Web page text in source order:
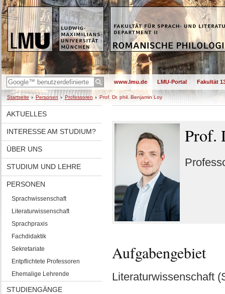
www.lmu.de LMU-Portal Fakultät
Startseite Personen Professoren Prof. Dr. phil. Benjamin Loy
AKTUELLES
INTERESSE AM STUDIUM?
ÜBER UNS
STUDIUM UND LEHRE
PERSONEN
Sprachwissenschaft
Literaturwissenschaft
Sprachpraxis
Fachdidaktik
Sekretariate
Entpflichtete Professoren
Ehemalige Lehrende
STUDIENGÄNGE
Prof.
Aufgabengebiet
Literaturwissenschaft